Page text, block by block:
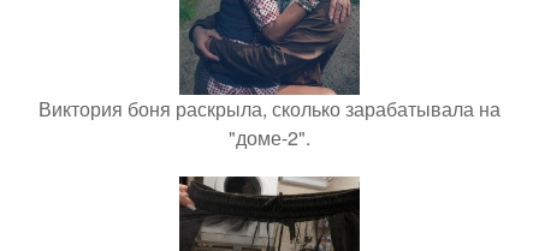
Виктория боня раскрыла, сколько зарабатывала на
"доме-2".